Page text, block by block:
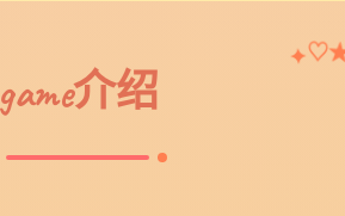
game介绍
✦♡